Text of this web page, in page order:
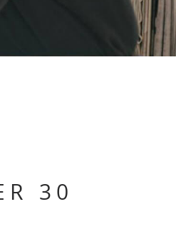
30